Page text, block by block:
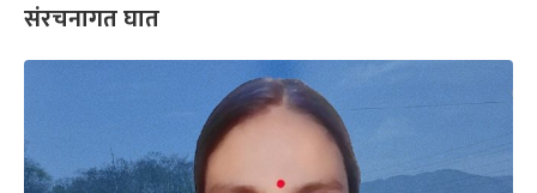
संरचनागत घात